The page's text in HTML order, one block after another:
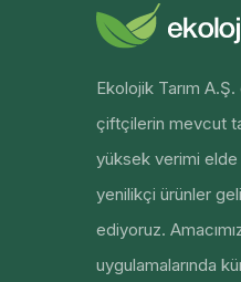
Ekolojik Tarım
çiftçilerin mevcut
yüksek verimi
yenilikçi ürünler
ediyoruz.
uygulamalarında